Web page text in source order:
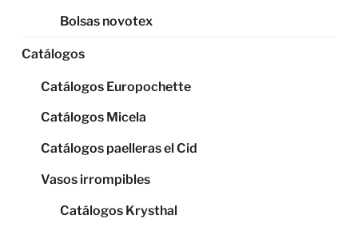
Bolsas novotex
Catálogos
Catálogos Europochette
Catálogos Micela
Catálogos paelleras el Cid
Vasos irrompibles
Catálogos Krysthal